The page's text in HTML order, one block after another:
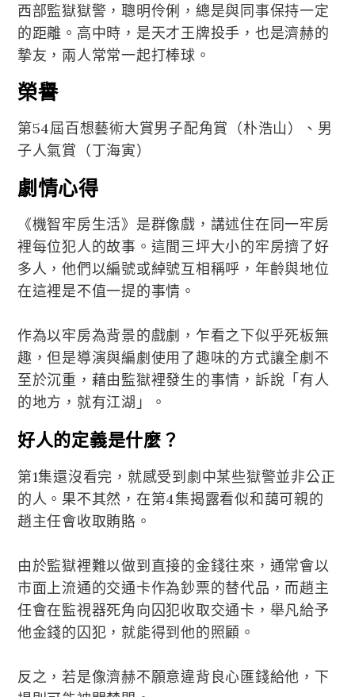
西部監獄獄警，聰明伶俐，總是與同事保持一定
的距離。高中時，是天才王牌投手，也是濟赫的
摯友，兩人常常一起打棒球。
榮譽
第54屆百想藝術大賞男子配角賞（朴浩山）、男
子人氣賞（丁海寅）
劇情心得
《機智牢房生活》是群像戲，講述住在同一牢房
裡每位犯人的故事。這間三坪大小的牢房擠了好
多人，他們以編號或綽號互相稱呼，年齡與地位
在這裡是不值一提的事情。
作為以牢房為背景的戲劇，乍看之下似乎死板無
趣，但是導演與編劇使用了趣味的方式讓全劇不
至於沉重，藉由監獄裡發生的事情，訴說「有人
的地方，就有江湖」。
好人的定義是什麼？
第1集還沒看完，就感受到劇中某些獄警並非公正
的人。果不其然，在第4集揭露看似和藹可親的
趙主任會收取賄賂。
由於監獄裡難以做到直接的金錢往來，通常會以
市面上流通的交通卡作為鈔票的替代品，而趙主
任會在監視器死角向囚犯收取交通卡，舉凡給予
他金錢的囚犯，就能得到他的照顧。
反之，若是像濟赫不願意違背良心匯錢給他，下